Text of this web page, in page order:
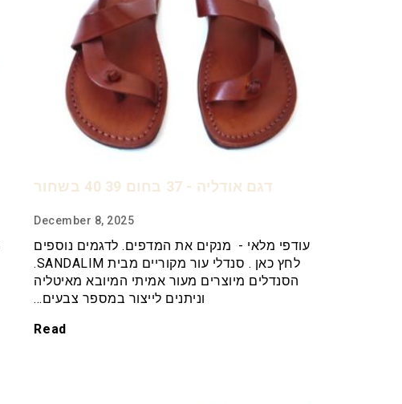
דגם אודליה - 37 בחום 39 40 בשחור
December 8, 2025
עודפי מלאי - מנקים את המדפים. לדגמים נוספים
לחץ כאן . סנדלי עור מקוריים מבית SANDALIM.
הסנדלים מיוצרים מעור אמיתי המיובא מאיטליה
וניתנים לייצור במספר צבעים…
Read